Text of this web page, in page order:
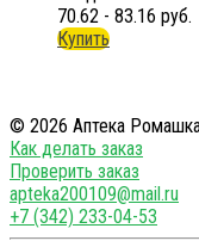
70.62 - 83.16 руб.
Купить
© 2026 Аптека
Как делать заказ
Проверить заказ
apteka200109@mail.ru
+7 (342) 233-04-53